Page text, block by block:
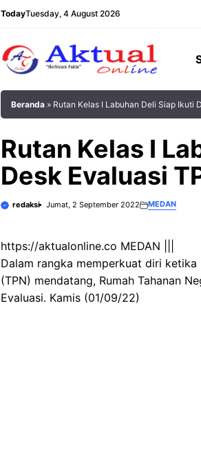
TodayTuesday, 4 August 2026
Beranda » Rutan Kelas I Labuhan Deli Siap Ikuti
Rutan Kelas I
Desk Evaluasi
redaksi Jumat, 2 September 2022 MEDAN
https://aktualonline.co MEDAN |||
Dalam rangka memperkuat diri ketika
(TPN) mendatang, Rumah Tahanan
Evaluasi. Kamis (01/09/22)